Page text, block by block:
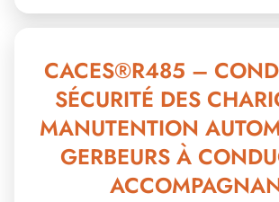
CACES®R485 –
SÉCURITÉ DES
MANUTENTION
GERBEURS À